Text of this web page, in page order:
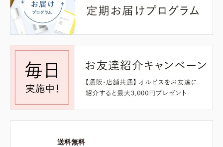
送料無料